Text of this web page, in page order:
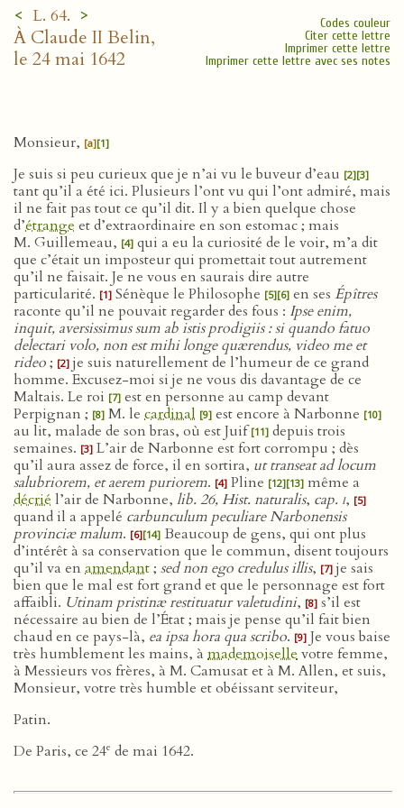
< L. 64. >
À Claude II Belin,
le 24 mai 1642
Codes couleur
Citer cette lettre
Imprimer cette lettre
Imprimer cette lettre avec ses notes
Monsieur, [a][1]
Je suis si peu curieux que je n’ai vu le buveur d’eau [2][3]
tant qu’il a été ici. Plusieurs l’ont vu qui l’ont admiré, mais
il ne fait pas tout ce qu’il dit. Il y a bien quelque chose
d’étrange et d’extraordinaire en son estomac ; mais
M. Guillemeau, [4] qui a eu la curiosité de le voir, m’a dit
que c’était un imposteur qui promettait tout autrement
qu’il ne faisait. Je ne vous en saurais dire autre
particularité. [1] Sénèque le Philosophe [5][6] en ses Épîtres
raconte qu’il ne pouvait regarder des fous : Ipse enim,
inquit, aversissimus sum ab istis prodigiis : si quando fatuo
delectari volo, non est mihi longe quærendus, video me et
rideo; [2] je suis naturellement de l’humeur de ce grand
homme. Excusez-moi si je ne vous dis davantage de ce
Maltais. Le roi [7] est en personne au camp devant
Perpignan ; [8] M. le cardinal [9] est encore à Narbonne [10]
au lit, malade de son bras, où est Juif[11] depuis trois
semaines. [3] L’air de Narbonne est fort corrompu ; dès
qu’il aura assez de force, il en sortira, ut transeat ad locum
salubriorem, et aerem puriorem. [4] Pline [12][13] même a
décrié l’air de Narbonne, lib. 26, Hist. naturalis, cap. i, [5]
quand il a appelé carbunculum peculiare Narbonensis
provinciæ malum. [6][14] Beaucoup de gens, qui ont plus
d’intérêt à sa conservation que le commun, disent toujours
qu’il va en amendant; sed non ego credulus illis, [7] je sais
bien que le mal est fort grand et que le personnage est fort
affaibli. Utinam pristinæ restituatur valetudini, [8] s’il est
nécessaire au bien de l’État ; mais je pense qu’il fait bien
chaud en ce pays-là, ea ipsa hora qua scribo. [9] Je vous baise
très humblement les mains, à mademoisellevotre femme,
à Messieurs vos frères, à M. Camusat et à M. Allen, et suis,
Monsieur, votre très humble et obéissant serviteur,
Patin.
De Paris, ce 24e de mai 1642.